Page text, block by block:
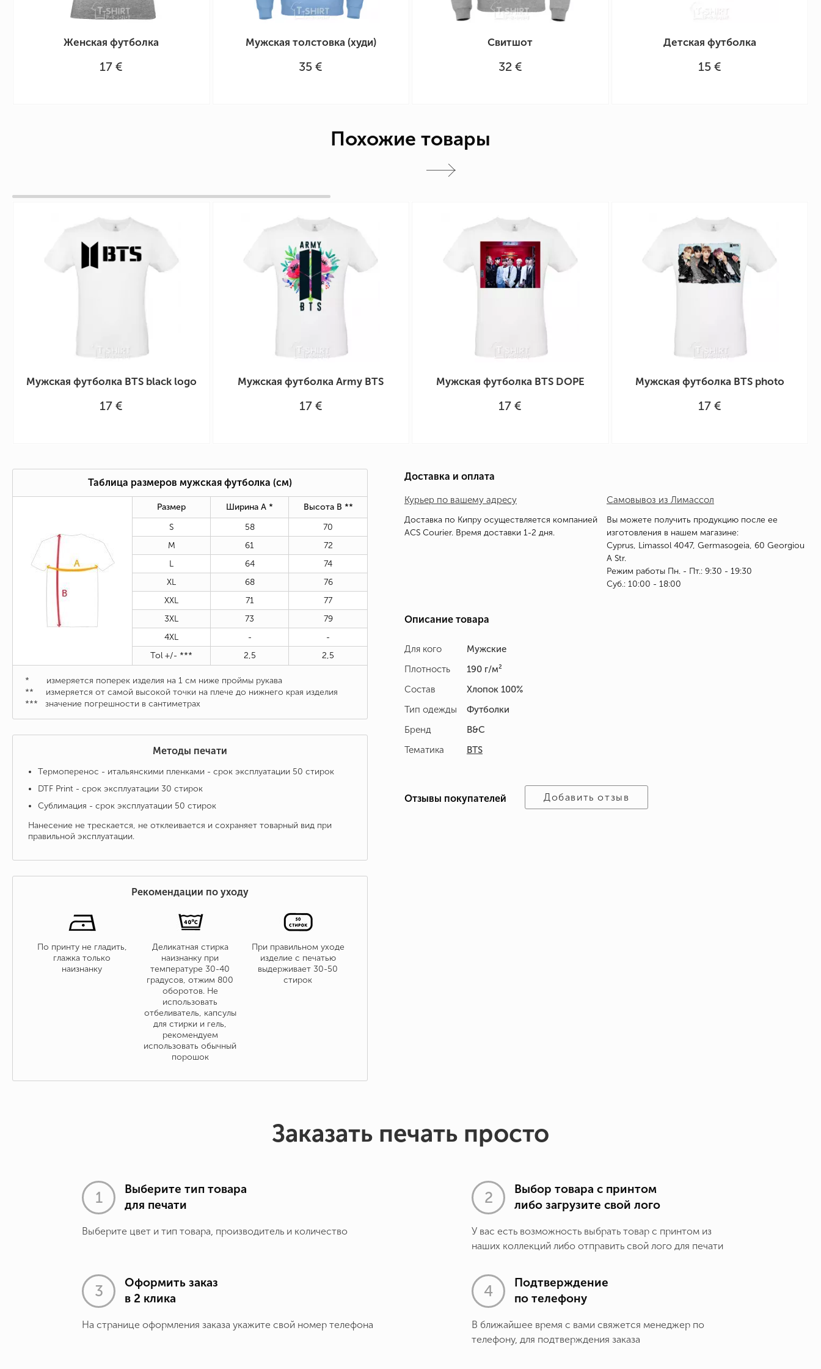
Женская футболка
17 €
Мужская толстовка (худи)
35 €
Свитшот
32 €
Детская футболка
15 €
Похожие товары
Мужская футболка BTS black logo
17 €
Мужская футболка Army BTS
17 €
Мужская футболка BTS DOPE
17 €
Мужская футболка BTS photo
17 €
Таблица размеров мужская футболка (см)
Размер Ширина А * Высота В **
S
58
70
M
61
72
L
64
74
XL
68
76
XXL
71
77
3XL
73
79
4XL
-
-
Tol +/- ***
2,5 2,5
* измеряется поперек изделия на 1 см ниже проймы рукава
** измеряется от самой высокой точки на плече до нижнего края изделия
*** значение погрешности в сантиметрах
Методы печати
Термоперенос - итальянскими пленками - срок эксплуатации 50 стирок
DTF Print - срок эксплуатации 30 стирок
Сублимация - срок эксплуатации 50 стирок
Нанесение не трескается, не отклеивается и сохраняет товарный вид при
правильной эксплуатации.
Рекомендации по уходу
По принту не гладить,
глажка только
наизнанку
Деликатная стирка
наизнанку при
температуре 30-40
градусов, отжим 800
оборотов. Не
использовать
отбеливатель, капсулы
для стирки и гель,
рекомендуем
использовать обычный
порошок
При правильном уходе
изделие с печатью
выдерживает 30-50
стирок
Доставка и оплата
Курьер по вашему адресу
Доставка по Кипру осуществляется компанией
ACS Courier. Время доставки 1-2 дня.
Самовывоз из Лимассол
Вы можете получить продукцию после ее
изготовления в нашем магазине:
Cyprus, Limassol 4047, Germasogeia, 60 Georgiou
A Str.
Режим работы Пн. - Пт.: 9:30 - 19:30
Суб.: 10:00 - 18:00
Описание товара
Для кого
Мужские
Плотность
190 г/м²
Состав
Хлопок 100%
Тип одежды
Футболки
Бренд
B&C
Тематика
BTS
Отзывы покупателей Добавить отзыв
Заказать печать просто
Выберите тип товара
для печати
Выберите цвет и тип товара, производитель и количество
Выбор товара с принтом
либо загрузите свой лого
У вас есть возможность выбрать товар с принтом из
наших коллекций либо отправить свой лого для печати
Оформить заказ
в 2 клика
На странице оформления заказа укажите свой номер телефона
Подтверждение
по телефону
В ближайшее время с вами свяжется менеджер по
телефону, для подтверждения заказа